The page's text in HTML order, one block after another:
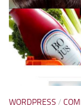
WORDPRESS /